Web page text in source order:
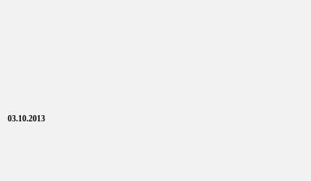
03.10.2013